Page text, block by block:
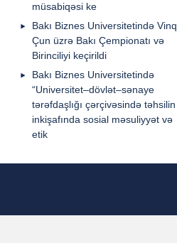
müsabiqəsi ke
Bakı Biznes Universitetində Vinq
Çun üzrə Bakı Çempionatı və
Birinciliyi keçirildi
Bakı Biznes Universitetində
“Universitet–dövlət–sənaye
tərəfdaşlığı çərçivəsində təhsilin
inkişafında sosial məsuliyyət və
etik